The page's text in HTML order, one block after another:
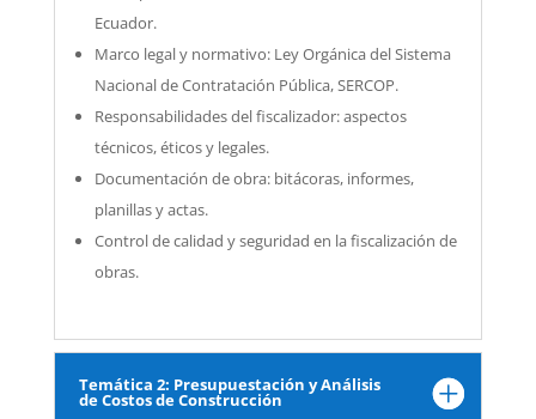
Ecuador.
Marco legal y normativo: Ley Orgánica del Sistema
Nacional de Contratación Pública, SERCOP.
Responsabilidades del fiscalizador: aspectos
técnicos, éticos y legales.
Documentación de obra: bitácoras, informes,
planillas y actas.
Control de calidad y seguridad en la fiscalización de
obras.
Temática 2: Presupuestación y Análisis
de Costos de Construcción